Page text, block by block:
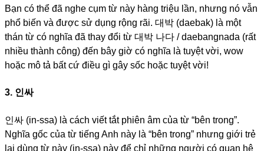
Bạn có thể đã nghe cụm từ này hàng triệu lần, nhưng nó vẫn
phổ biến và được sử dụng rộng rãi. 대박 (daebak) là một
thán từ có nghĩa đã thay đổi từ 대박 나다 / daebangnada (rất
nhiều thành công) đến bây giờ có nghĩa là tuyệt vời, wow
hoặc mô tả bất cứ điều gì gây sốc hoặc tuyệt vời!
3. 인싸
인싸 (in-ssa) là cách viết tắt phiên âm của từ “bên trong”.
Nghĩa gốc của từ tiếng Anh này là “bên trong” nhưng giới trẻ
lại dùng từ này (in-ssa) này để chỉ những người có quan hệ